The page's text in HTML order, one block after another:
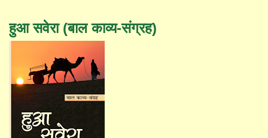
हुआ सवेरा (बाल काव्य-संग्रह)